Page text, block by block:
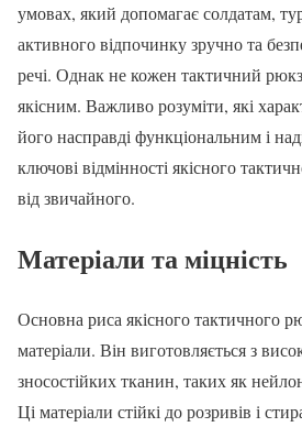
умовах, який допомагає солдатам,
активного відпочинку зручно та
речі. Однак не кожен тактичний
якісним. Важливо розуміти, які
його насправді функціональним і
ключові відмінності якісного
від звичайного.
Матеріали та міцність
Основна риса якісного тактичного
матеріали. Він виготовляється з
зносостійких тканин, таких як
Ці матеріали стійкі до розривів і